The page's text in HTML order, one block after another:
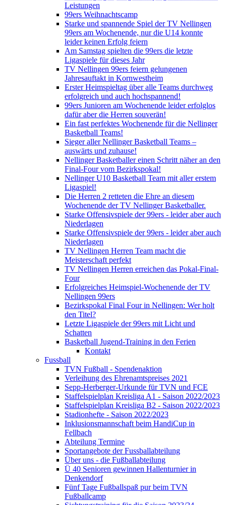
Leistungen
99ers Weihnachtscamp
Starke und spannende Spiel der TV Nellingen
99ers am Wochenende, nur die U14 konnte
leider keinen Erfolg feiern
Am Samstag spielten die 99ers die letzte
Ligaspiele für dieses Jahr
TV Nellingen 99ers feiern gelungenen
Jahresauftakt in Kornwestheim
Erster Heimspieltag über alle Teams durchweg
erfolgreich und auch hochspannend!
99ers Junioren am Wochenende leider erfolglos
dafür aber die Herren souverän!
Ein fast perfektes Wochenende für die Nellinger
Basketball Teams!
Sieger aller Nellinger Basketball Teams –
auswärts und zuhause!
Nellinger Basketballer einen Schritt näher an den
Final-Four vom Bezirkspokal!
Nellinger U10 Basketball Team mit aller erstem
Ligaspiel!
Die Herren 2 retteten die Ehre an diesem
Wochenende der TV Nellinger Basketballer.
Starke Offensivspiele der 99ers - leider aber auch
Niederlagen
Starke Offensivspiele der 99ers - leider aber auch
Niederlagen
TV Nellingen Herren Team macht die
Meisterschaft perfekt
TV Nellingen Herren erreichen das Pokal-Final-
Four
Erfolgreiches Heimspiel-Wochenende der TV
Nellingen 99ers
Bezirkspokal Final Four in Nellingen: Wer holt
den Titel?
Letzte Ligaspiele der 99ers mit Licht und
Schatten
Basketball Jugend-Training in den Ferien
Kontakt
Fussball
TVN Fußball - Spendenaktion
Verleihung des Ehrenamtspreises 2021
Sepp-Herberger-Urkunde für TVN und FCE
Staffelspielplan Kreisliga A1 - Saison 2022/2023
Staffelspielplan Kreisliga B2 - Saison 2022/2023
Stadionhefte - Saison 2022/2023
Inklusionsmannschaft beim HandiCup in
Fellbach
Abteilung Termine
Sportangebote der Fussballabteilung
Über uns - die Fußballabteilung
Ü 40 Senioren gewinnen Hallenturnier in
Denkendorf
Fünf Tage Fußballspaß pur beim TVN
Fußballcamp